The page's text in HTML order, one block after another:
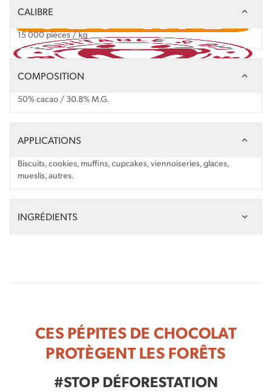
CALIBRE
15 000 pièces / kg
COMPOSITION
50% cacao / 30.8% M.G.
APPLICATIONS
Biscuits, cookies, muffins, cupcakes, viennoiseries, glaces,
mueslis, autres.
INGRÉDIENTS
CES PÉPITES DE CHOCOLAT
PROTÈGENT LES FORÊTS
#STOP DÉFORESTATION